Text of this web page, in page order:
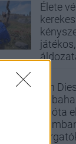
Élete
Vin
mióta